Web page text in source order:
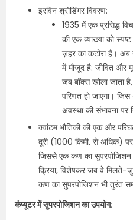
इरविन श्रोडिंगर विवरण:
1935 में एक प्रसिद्ध
की एक व्याख्या को
ज़हर का कटोरा है। अब
में मौजूद है: जीवित और
जब बॉक्स खोला जाता
परिणत हो जाएगा। जिस
अवस्था की संभावना पर
क्वांटम भौतिकी की एक और
दूरी (1000 किमी. से अधिक)
जिससे एक कण का
क्रिया, विशेषकर जब वे मिलते-
कण का सुपरपोजिशन भी तुरंत
कंप्यूटर में सुपरपोजिशन का उपयोग: